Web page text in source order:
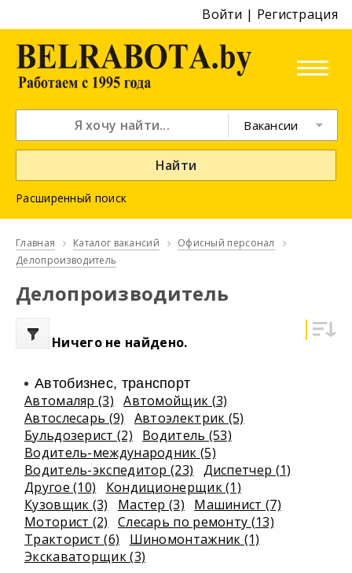
Войти | Регистрация
Вакансии
Найти
Расширенный поиск
Главная Каталог вакансий
Офисный персонал
Делопроизводитель
Делопроизводитель
Ничего не найдено.
Автобизнес, транспорт
Автомаляр (3)
Автомойщик (3)
Автослесарь (9)
Автоэлектрик (5)
Бульдозерист (2)
Водитель (53)
Водитель-международник (5)
Водитель-экспедитор (23)
Диспетчер (1)
Другое (10)
Кондиционерщик (1)
Кузовщик (3)
Мастер (3)
Машинист (7)
Моторист (2)
Слесарь по ремонту (13)
Тракторист (6)
Шиномонтажник (1)
Экскаваторщик (3)